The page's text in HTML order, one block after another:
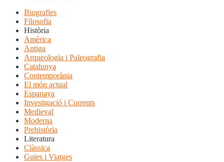
Biografies
Filosofia
Història
Amèrica
Antiga
Arqueologia i Paleografia
Catalunya
Contemporània
El món actual
Espanaya
Investigació i Corrents
Medieval
Moderna
Prehistòria
Literatura
Clàssica
Guies i Viatges